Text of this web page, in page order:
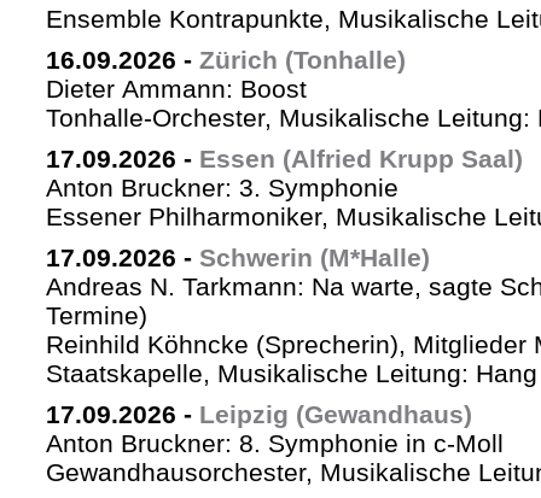
Ensemble Kontrapunkte, Musikalische
16.09.2026 - Zürich (Tonhalle)
Dieter Ammann: Boost
Tonhalle-Orchester, Musikalische Leitung:
17.09.2026 - Essen (Alfried Krupp Saal)
Anton Bruckner: 3. Symphonie
Essener Philharmoniker, Musikalische
17.09.2026 - Schwerin (M*Halle)
Andreas N. Tarkmann: Na warte, sagte
Termine)
Reinhild Köhncke (Sprecherin), Mitglieder
Staatskapelle, Musikalische Leitung:
17.09.2026 - Leipzig (Gewandhaus)
Anton Bruckner: 8. Symphonie in c-Moll
Gewandhausorchester, Musikalische